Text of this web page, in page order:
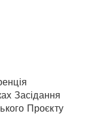
Засідання
Проєкту